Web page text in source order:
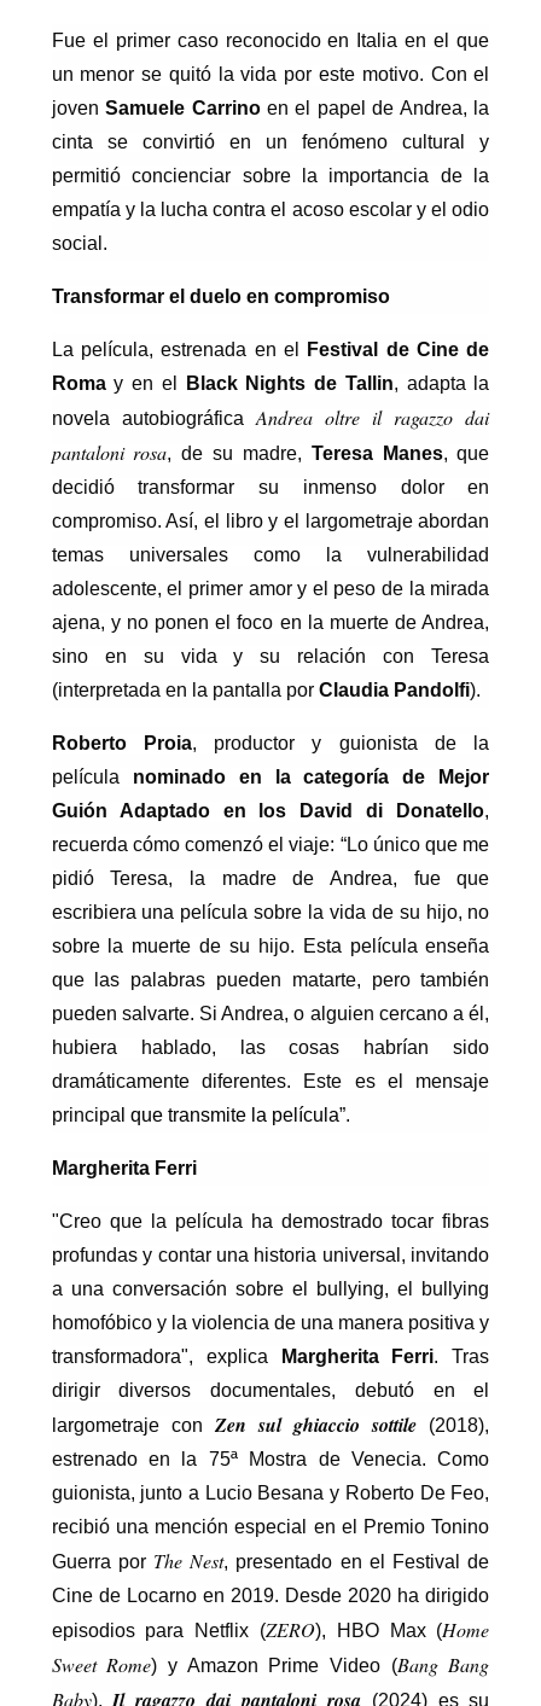
Fue el primer caso reconocido en Italia en el que
un menor se quitó la vida por este motivo. Con el
jovenSamuele Carrinoen el papel de Andrea, la
cinta se convirtió en un fenómeno cultural y
permitió concienciar sobre la importancia de la
empatía y la lucha contra el acoso escolar y el odio
social.
Transformar el duelo en compromiso
La película, estrenada en el
Festival de Cine de
Romay en el Black Nights de Tallin, adapta la
novela autobiográfica Andrea oltre il ragazzo dai
pantaloni rosa, de su madre, Teresa Manes, que
decidió transformar su inmenso dolor en
compromiso. Así, el libro y el largometraje abordan
temas universales como la vulnerabilidad
adolescente, el primer amor y el peso de la mirada
ajena, y no ponen el foco en la muerte de Andrea,
sino en su vida y su relación con Teresa
(interpretada en la pantalla por Claudia Pandolfi).
Roberto Proia, productor y guionista de la
película nominado en la categoría de Mejor
Guión Adaptado en los David di Donatello,
recuerda cómo comenzó el viaje: “Lo único que me
pidió Teresa, la madre de Andrea, fue que
escribiera una película sobre la vida de su hijo, no
sobre la muerte de su hijo. Esta película enseña
que las palabras pueden matarte, pero también
pueden salvarte. Si Andrea, o alguien cercano a él,
hubiera hablado, las cosas habrían sido
dramáticamente diferentes. Este es el mensaje
principa l que transmite la película”.
Margherita Ferri
"Creo que la película ha demostrado tocar fibras
profundas y contar una historia universal, invitando
a una conversación sobre el bullying, el bullying
homofóbico y la violencia de una manera positiva y
transformadora", explica
Margherita Ferri. Tras
dirigir diversos documentales, debutó en el
largometraje con
Zen sul ghiaccio sottile
(2018),
estrenado en la 75ª Mostra de Venecia. Como
guionista, junto a Lucio Besana y Roberto De Feo,
recibió una mención especial en el Premio Tonino
Guerra por The Nest, presentado en el Festival de
Cine de Locarno en 2019. Desde 2020 ha dirigido
episodios para Netflix (ZERO), HBO Max (Home
Sweet Rome) y Amazon Prime Video (Bang Bang
Baby).Il ragazzo dai pantaloni rosa(2024) es su